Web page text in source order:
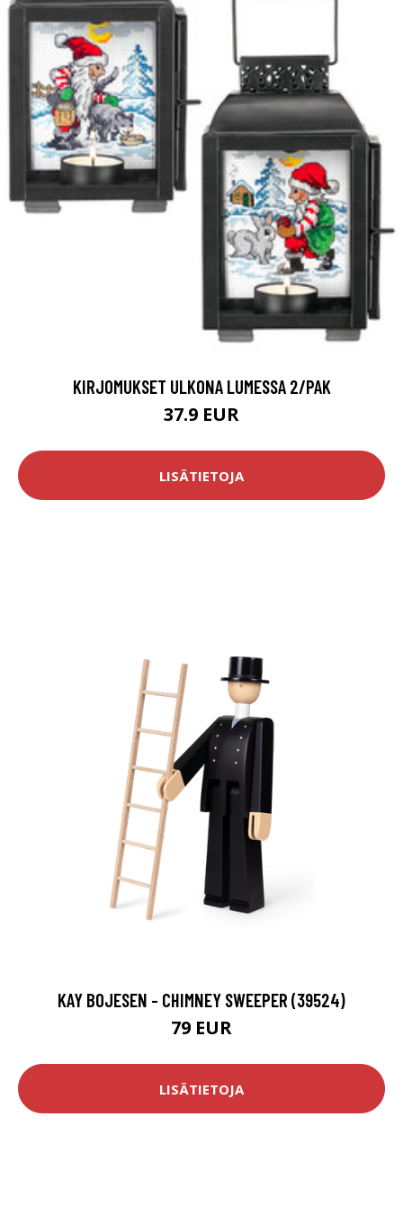
KIRJOMUKSET ULKONA LUMESSA 2/PAK
37.9 EUR
LISÄTIETOJA
KAY BOJESEN - CHIMNEY SWEEPER (39524)
79 EUR
LISÄTIETOJA